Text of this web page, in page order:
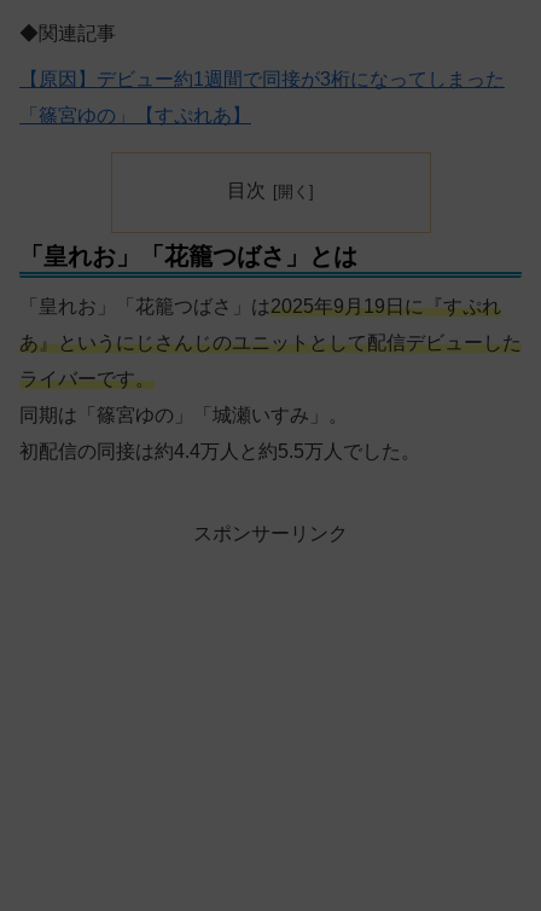
◆関連記事
【原因】デビュー約1週間で同接が3桁になってしまった
「篠宮ゆの」【すぷれあ】
目次
「皇れお」「花籠つばさ」とは
「皇れお」「花籠つばさ」は2025年9月19日に『すぷれ
あ』というにじさんじのユニットとして配信デビューした
ライバーです。
同期は「篠宮ゆの」「城瀬いすみ」。
初配信の同接は約4.4万人と約5.5万人でした。
スポンサーリンク